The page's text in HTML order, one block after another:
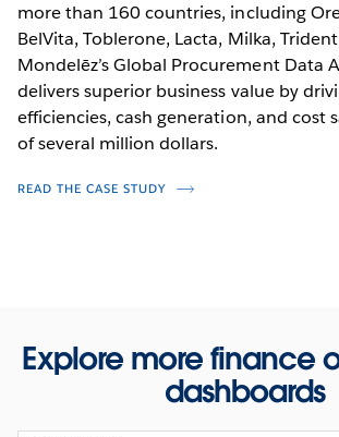
more than 160 countries, including
BelVita, Toblerone, Lacta, Milka,
Mondelēz’s Global Procurement Data
delivers superior business value by
efficiencies, cash generation, and cost
of several million dollars.
READ THE CASE STUDY
Explore more finance
dashboards